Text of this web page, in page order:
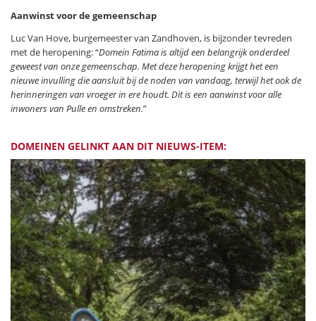
Aanwinst voor de gemeenschap
Luc Van Hove, burgemeester van Zandhoven, is bijzonder tevreden
met de heropening: “Domein Fatima is altijd een belangrijk onderdeel
geweest van onze gemeenschap. Met deze heropening krijgt het een
nieuwe invulling die aansluit bij de noden van vandaag, terwijl het ook de
herinneringen van vroeger in ere houdt. Dit is een aanwinst voor alle
inwoners van Pulle en omstreken.”
DOMEINEN GELINKT AAN DIT NIEUWS-ITEM: